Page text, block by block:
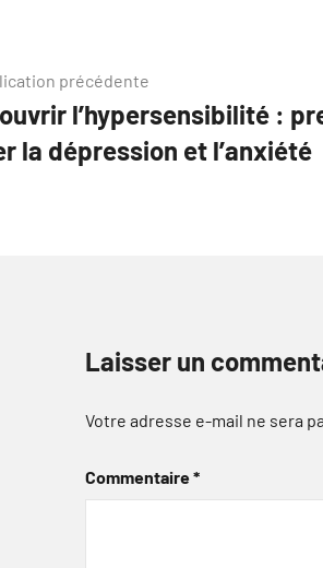
précédente
l’hypersensibilité :
la dépression et l’anxiété
Laisser un
Votre adresse e-mail ne sera
Commentaire*